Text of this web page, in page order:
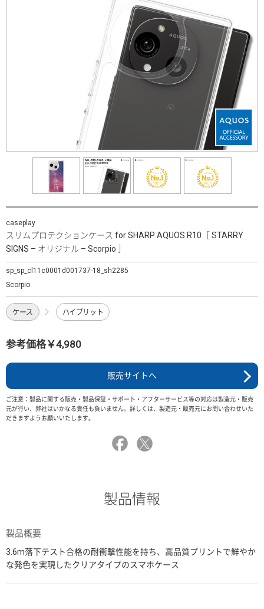
caseplay
スリムプロテクションケース for SHARP AQUOS R10［ STARRY
SIGNS – オリジナル – Scorpio ］
sp_sp_cl11c0001d001737-18_sh2285
Scorpio
ケース ハイブリット
参考価格￥4,980
販売サイトへ
ご注意：製品に関する販売・製品保証・サポート・アフターサービス等の対応は製造元・販売
元が行い、弊社はいかなる責任も負いません。詳しくは、製造元・販売元にお問い合わせいた
だきますようお願いいたします。
製品情報
製品概要
3.6m落下テスト合格の耐衝撃性能を持ち、高品質プリントで鮮やか
な発色を実現したクリアタイプのスマホケース